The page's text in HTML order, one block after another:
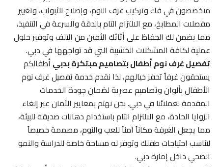
متخصصون في فك وتركيب غرف النوم، وإصلاح الأبواب، وتغيير
مفصلات المطابخ، مع الالتزام التام بالدقة والسرعة في التنفيذ،
مما يضمن لك الحفاظ على أثاثك الثمين من التلف وتوفير حلول
عملية لكافة المشكلات الخشبية التي قد تواجهها في دبي.
تفصيل غرف نوم أطفال بتصاميم مبتكرة بدبيأطفالكم
يستحقون غرفاً تحفز خيالهم، لذا نقدم خدمة تفصيل غرف نوم
الأطفال بألوان وتصاميم عصرية لضمان جودة الخدمات
المقدمة لعملائنا في دبي. نحن نهتم بمعايير الأمان عبر إلغاء
الزوايا الحادة، مع الالتزام التام باستخدام دهانات صديقة للبيئة،
مما يجعل الغرفة مكاناً آمناً للعب والنوم، مصممة خصيصاً
لتناسب احتياجات طفلك وتوفر له مساحة خاصة للدراسة والنمو
الصحي داخل إمارة دبي.